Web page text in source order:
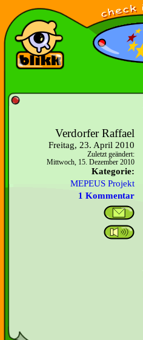
Verdorfer Raffael
Freitag, 23. April 2010
Zuletzt geändert:
Mittwoch, 15. Dezember 2010
Kategorie:
MEPEUS Projekt
1 Kommentar